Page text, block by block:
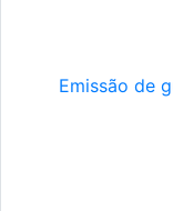
Emissão de